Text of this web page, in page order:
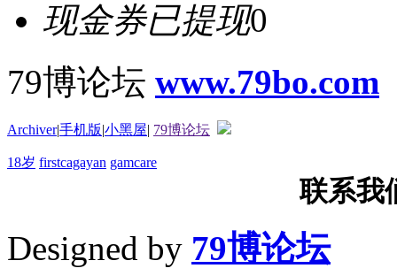
现金券已提现0
79博论坛 www.79bo.com
Archiver|手机版|小黑屋| 79博论坛
18岁 firstcagayan gamcare
联系我
Designed by 79博论坛